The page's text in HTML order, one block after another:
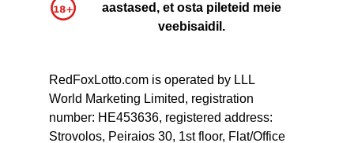
aastased, et osta pileteid meie
veebisaidil.
RedFoxLotto.com is operated by LLL
World Marketing Limited, registration
number: HE453636, registered address:
Strovolos, Peiraios 30, 1st floor, Flat/Office